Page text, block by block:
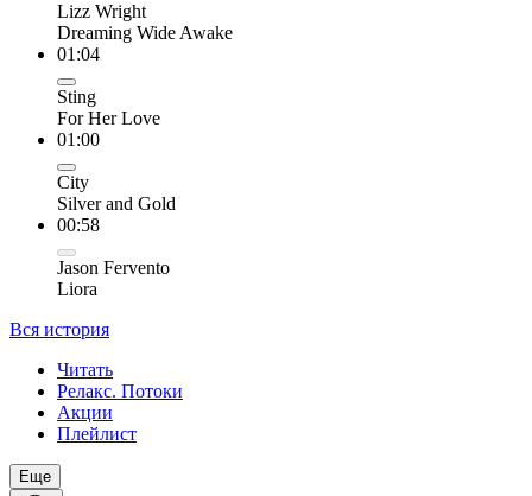
Lizz Wright
Dreaming Wide Awake
01:04
Sting
For Her Love
01:00
City
Silver and Gold
00:58
Jason Fervento
Liora
Вся история
Читать
Релакс. Потоки
Акции
Плейлист
Еще